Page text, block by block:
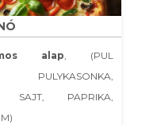
alap, (PUL
PULYKASONKA,
SAJT, PAPRIKA,